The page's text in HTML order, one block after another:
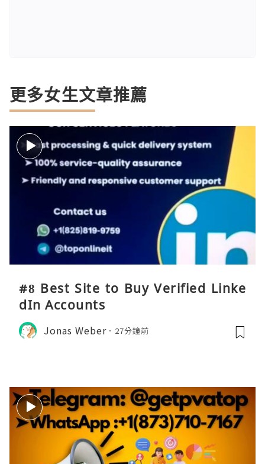
更多女生文章推薦
#8 Best Site to Buy Verified Linke
dIn Accounts
Jonas Weber 27分鐘前